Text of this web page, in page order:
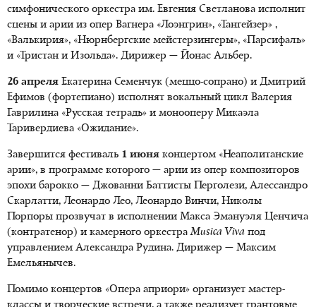
симфонического оркестра им. Евгения Светланова исполнит
сцены и арии из опер Вагнера «Лоэнгрин», «Тангейзер» ,
«Валькирия», «Нюрнбергские мейстерзингеры», «Парсифаль»
и «Тристан и Изольда». Дирижер — Йонас Альбер.
26 апреля Екатерина Семенчук (меццо-сопрано) и Дмитрий
Ефимов (фортепиано) исполнят вокальный цикл Валерия
Гаврилина «Русская тетрадь» и монооперу Микаэла
Таривердиева «Ожидание».
Завершится фестиваль 1 июня концертом «Неаполитанские
арии», в программе которого — арии из опер композиторов
эпохи барокко — Джованни Баттисты Перголези, Алессандро
Скарлатти, Леонардо Лео, Леонардо Винчи, Николы
Порпоры прозвучат в исполнении Макса Эмануэля Ценчича
(контратенор) и камерного оркестраMusica Viva под
управлением Александра Рудина. Дирижер — Максим
Емельянычев.
Помимо концертов «Опера априори» организует мастер-